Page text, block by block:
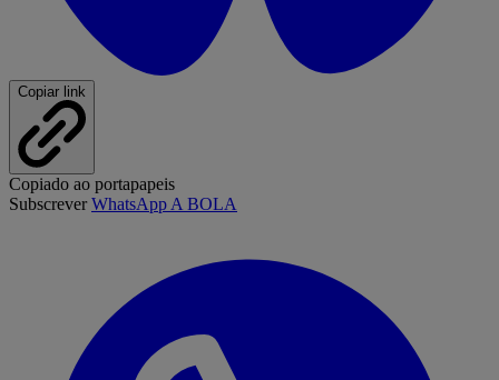
Copiar link
Copiado ao portapapeis
SubscreverWhatsApp A BOLA